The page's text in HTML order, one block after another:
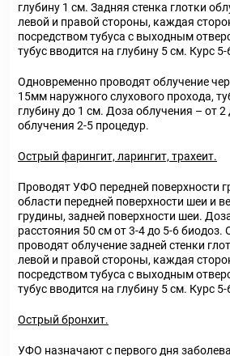
глубину 1 см. Задняя стенка глотки
левой и правой стороны, каждая
посредством тубуса с выходным
тубус вводится на глубину 5 см. Курс
Одновременно проводят облучение
15мм наружного слухового прохода,
глубину до 1 см. Доза облучения – от
облучения 2-5 процедур.
Острый фарингит, ларингит, трахеит.
Проводят УФО передней поверхности
области передней поверхности шеи и
грудины, задней поверхности шеи.
расстояния 50 см от 3-4 до 5-6
проводят облучение задней стенки
левой и правой стороны, каждая
посредством тубуса с выходным
тубус вводится на глубину 5 см. Курс
Острый бронхит.
УФО назначают с первого дня